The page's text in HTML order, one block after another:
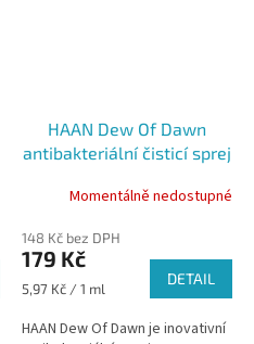
HAAN Dew Of Dawn
antibakteriální čisticí sprej
Momentálně nedostupné
148 Kč bez DPH
179 Kč
Měrná
5,97 Kč / 1 ml
DETAIL
HAAN Dew Of Dawn je inovativní